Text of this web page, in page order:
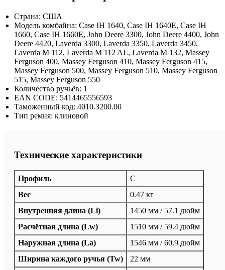
Страна: США
Модель комбайна: Case IH 1640, Case IH 1640E, Case IH
1660, Case IH 1660E, John Deere 3300, John Deere 4400, John
Deere 4420, Laverda 3300, Laverda 3350, Laverda 3450,
Laverda M 112, Laverda M 112 AL, Laverda M 132, Massey
Ferguson 400, Massey Ferguson 410, Massey Ferguson 415,
Massey Ferguson 500, Massey Ferguson 510, Massey Ferguson
515, Massey Ferguson 550
Количество ручьёв: 1
EAN CODE: 5414465556593
Таможенный код: 4010.3200.00
Тип ремня: клиновой
Технические характеристики
Профиль
C
Вес
0.47 кг
Внутренняя длина (Li)
1450 мм / 57.1 дюйм
Расчётная длина (Lw)
1510 мм / 59.4 дюйм
Наружная длина (La)
1546 мм / 60.9 дюйм
Ширина каждого ручья (Tw)
22 мм